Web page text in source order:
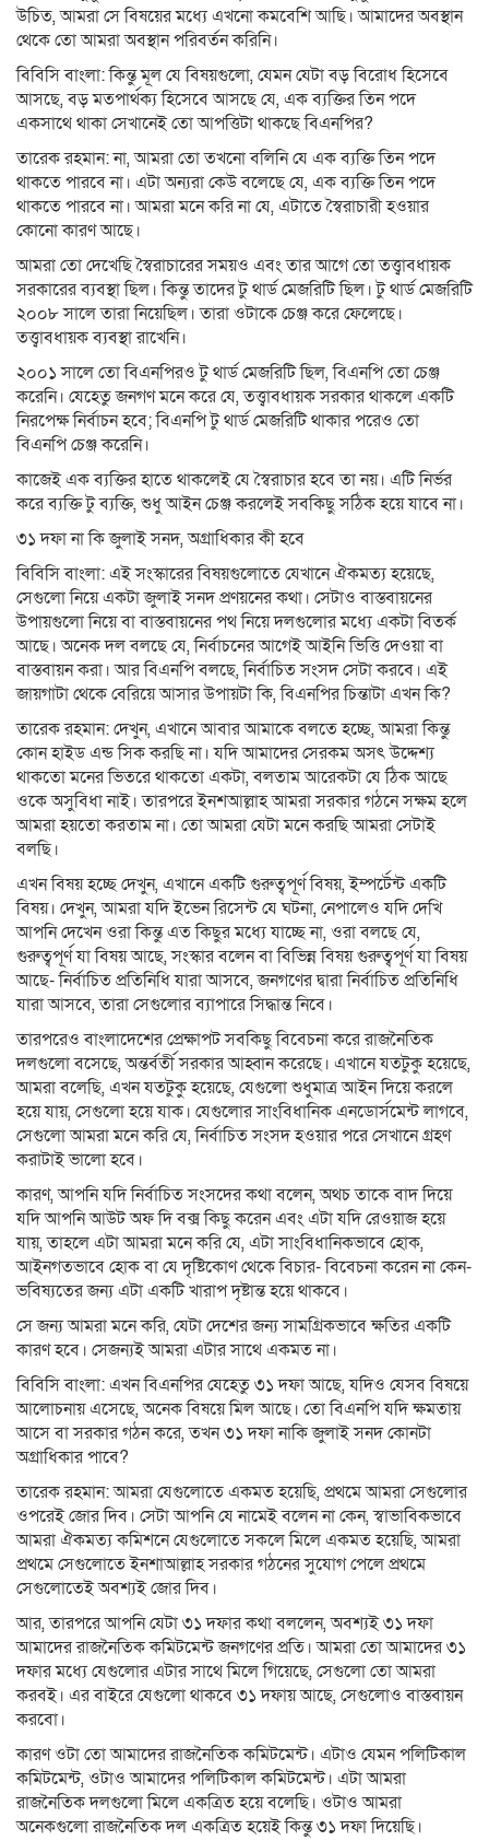
উচিত, আমরা সে বিষয়ের মধ্যে এখনো কমবেশি আছি। আমাদের অবস্থান
থেকে তো আমরা অবস্থান পরিবর্তন করিনি।
বিবিসি বাংলা: কিন্তু মূল যে বিষয়গুলো, যেমন যেটা বড় বিরোধ হিসেবে
আসছে, বড় মতপার্থক্য হিসেবে আসছে যে, এক ব্যক্তির তিন পদে
একসাথে থাকা সেখানেই তো আপত্তিটা থাকছে বিএনপির?
তারেক রহমান: না, আমরা তো তখনো বলিনি যে এক ব্যক্তি তিন পদে
থাকতে পারবে না। এটা অন্যরা কেউ বলেছে যে, এক ব্যক্তি তিন পদে
থাকতে পারবে না। আমরা মনে করি না যে, এটাতে স্বৈরাচারী হওয়ার
কোনো কারণ আছে।
আমরা তো দেখেছি স্বৈরাচারের সময়ও এবং তার আগে তো তত্ত্বাবধায়ক
সরকারের ব্যবস্থা ছিল। কিন্তু তাদের টু থার্ড মেজরিটি ছিল। টু থার্ড মেজরিটি
২০০৮ সালে তারা নিয়েছিল। তারা ওটাকে চেঞ্জ করে ফেলেছে।
তত্ত্বাবধায়ক ব্যবস্থা রাখেনি।
২০০১ সালে তো বিএনপিরও টু থার্ড মেজরিটি ছিল, বিএনপি তো চেঞ্জ
করেনি। যেহেতু জনগণ মনে করে যে, তত্ত্বাবধায়ক সরকার থাকলে একটি
নিরপেক্ষ নির্বাচন হবে; বিএনপি টু থার্ড মেজরিটি থাকার পরেও তো
বিএনপি চেঞ্জ করেনি।
কাজেই এক ব্যক্তির হাতে থাকলেই যে স্বৈরাচার হবে তা নয়। এটি নির্ভর
করে ব্যক্তি টু ব্যক্তি, শুধু আইন চেঞ্জ করলেই সবকিছু সঠিক হয়ে যাবে না।
৩১ দফা না কি জুলাই সনদ, অগ্রাধিকার কী হবে
বিবিসি বাংলা: এই সংস্কারের বিষয়গুলোতে যেখানে ঐকমত্য হয়েছে,
সেগুলো নিয়ে একটা জুলাই সনদ প্রণয়নের কথা। সেটাও বাস্তবায়নের
উপায়গুলো নিয়ে বা বাস্তবায়নের পথ নিয়ে দলগুলোর মধ্যে একটা বিতর্ক
আছে। অনেক দল বলছে যে, নির্বাচনের আগেই আইনি ভিত্তি দেওয়া বা
বাস্তবায়ন করা। আর বিএনপি বলছে, নির্বাচিত সংসদ সেটা করবে। এই
জায়গাটা থেকে বেরিয়ে আসার উপায়টা কি, বিএনপির চিন্তাটা এখন কি?
তারেক রহমান: দেখুন, এখানে আবার আমাকে বলতে হচ্ছে, আমরা কিন্তু
কোন হাইড এন্ড সিক করছি না। যদি আমাদের সেরকম অসৎ উদ্দেশ্য
থাকতো মনের ভিতরে থাকতো একটা, বলতাম আরেকটা যে ঠিক আছে
ওকে অসুবিধা নাই। তারপরে ইনশআল্লাহ আমরা সরকার গঠনে সক্ষম হলে
আমরা হয়তো করতাম না। তো আমরা যেটা মনে করছি আমরা সেটাই
বলছি।
এখন বিষয় হচ্ছে দেখুন, এখানে একটি গুরুত্বপূর্ণ বিষয়, ইম্পর্টেন্ট একটি
বিষয়। দেখুন, আমরা যদি ইভেন রিসেন্ট যে ঘটনা, নেপালেও যদি দেখি
আপনি দেখেন ওরা কিন্তু এত কিছুর মধ্যে যাচ্ছে না, ওরা বলছে যে,
গুরুত্বপূর্ণ যা বিষয় আছে, সংস্কার বলেন বা বিভিন্ন বিষয় গুরুত্বপূর্ণ যা বিষয়
আছে- নির্বাচিত প্রতিনিধি যারা আসবে, জনগণের দ্বারা নির্বাচিত প্রতিনিধি
যারা আসবে, তারা সেগুলোর ব্যাপারে সিদ্ধান্ত নিবে।
তারপরেও বাংলাদেশের প্রেক্ষাপট সবকিছু বিবেচনা করে রাজনৈতিক
দলগুলো বসেছে, অন্তর্বর্তী সরকার আহ্বান করেছে। এখানে যতটুকু হয়েছে,
আমরা বলেছি, এখন যতটুকু হয়েছে, যেগুলো শুধুমাত্র আইন দিয়ে করলে
হয়ে যায়, সেগুলো হয়ে যাক। যেগুলোর সাংবিধানিক এনডোর্সমেন্ট লাগবে,
সেগুলো আমরা মনে করি যে, নির্বাচিত সংসদ হওয়ার পরে সেখানে গ্রহণ
করাটাই ভালো হবে।
কারণ, আপনি যদি নির্বাচিত সংসদের কথা বলেন, অথচ তাকে বাদ দিয়ে
যদি আপনি আউট অফ দি বক্স কিছু করেন এবং এটা যদি রেওয়াজ হয়ে
যায়, তাহলে এটা আমরা মনে করি যে, এটা সাংবিধানিকভাবে হোক,
আইনগতভাবে হোক বা যে দৃষ্টিকোণ থেকে বিচার- বিবেচনা করেন না কেন-
ভবিষ্যতের জন্য এটা একটি খারাপ দৃষ্টান্ত হয়ে থাকবে।
সে জন্য আমরা মনে করি, যেটা দেশের জন্য সামগ্রিকভাবে ক্ষতির একটি
কারণ হবে। সেজন্যই আমরা এটার সাথে একমত না।
বিবিসি বাংলা: এখন বিএনপির যেহেতু ৩১ দফা আছে, যদিও যেসব বিষয়ে
আলোচনায় এসেছে, অনেক বিষয়ে মিল আছে। তো বিএনপি যদি ক্ষমতায়
আসে বা সরকার গঠন করে, তখন ৩১ দফা নাকি জুলাই সনদ কোনটা
অগ্রাধিকার পাবে?
তারেক রহমান: আমরা যেগুলোতে একমত হয়েছি, প্রথমে আমরা সেগুলোর
ওপরেই জোর দিব। সেটা আপনি যে নামেই বলেন না কেন, স্বাভাবিকভাবে
আমরা ঐকমত্য কমিশনে যেগুলোতে সকলে মিলে একমত হয়েছি, আমরা
প্রথমে সেগুলোতে ইনশাআল্লাহ সরকার গঠনের সুযোগ পেলে প্রথমে
সেগুলোতেই অবশ্যই জোর দিব।
আর, তারপরে আপনি যেটা ৩১ দফার কথা বললেন, অবশ্যই ৩১ দফা
আমাদের রাজনৈতিক কমিটমেন্ট জনগণের প্রতি। আমরা তো আমাদের ৩১
দফার মধ্যে যেগুলোর এটার সাথে মিলে গিয়েছে, সেগুলো তো আমরা
করবই। এর বাইরে যেগুলো থাকবে ৩১ দফায় আছে, সেগুলোও বাস্তবায়ন
করবো।
কারণ ওটা তো আমাদের রাজনৈতিক কমিটমেন্ট। এটাও যেমন পলিটিকাল
কমিটমেন্ট, ওটাও আমাদের পলিটিকাল কমিটমেন্ট। এটা আমরা
রাজনৈতিক দলগুলো মিলে একত্রিত হয়ে বলেছি। ওটাও আমরা
অনেকগুলো রাজনৈতিক দল একত্রিত হয়েই কিন্তু ৩১ দফা দিয়েছি।